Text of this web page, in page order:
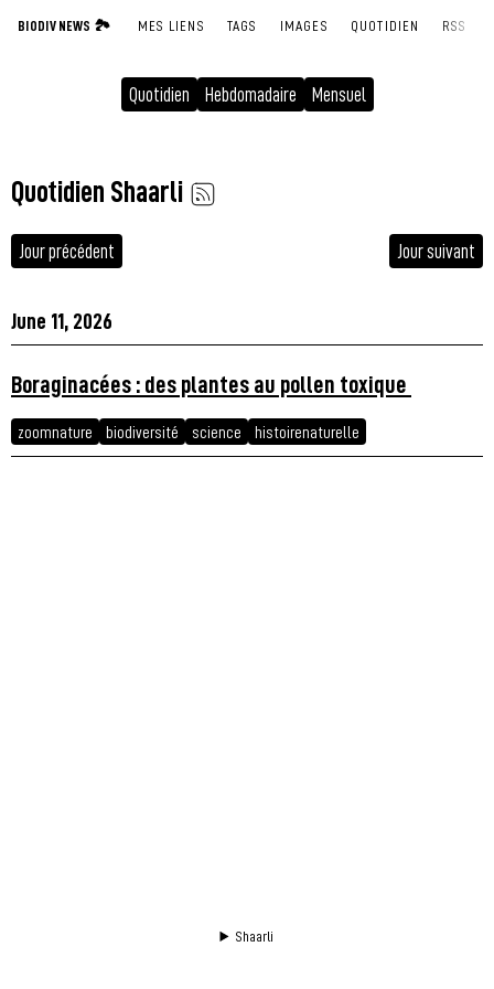
BIODIV NEWS 🏞 MES LIENS TAGS IMAGES QUOTIDIEN RSS
Quotidien Hebdomadaire Mensuel
Quotidien Shaarli
Jour précédent Jour suivant
June 11, 2026
Boraginacées : des plantes au pollen toxique
zoomnature biodiversité science histoirenaturelle
Shaarli